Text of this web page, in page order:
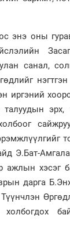
энэ оны
санал,
иргэний
талуудын
Э.Бат-
ажлын хэсэг
дарга
холбогдох